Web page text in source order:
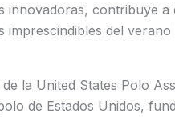
innovadoras, contribuye
del verano
la United States Polo
de Estados Unidos,